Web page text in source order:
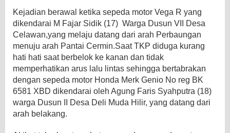
Kejadian berawal ketika sepeda motor Vega R yang
dikendarai M Fajar Sidik (17) Warga Dusun VII Desa
Celawan,yang melaju datang dari arah Perbaungan
menuju arah Pantai Cermin.Saat TKP diduga kurang
hati hati saat berbelok ke kanan dan tidak
memperhatikan arus lalu lintas sehingga bertabrakan
dengan sepeda motor Honda Merk Genio No reg BK
6581 XBD dikendarai oleh Agung Faris Syahputra (18)
warga Dusun II Desa Deli Muda Hilir, yang datang dari
arah belakang.